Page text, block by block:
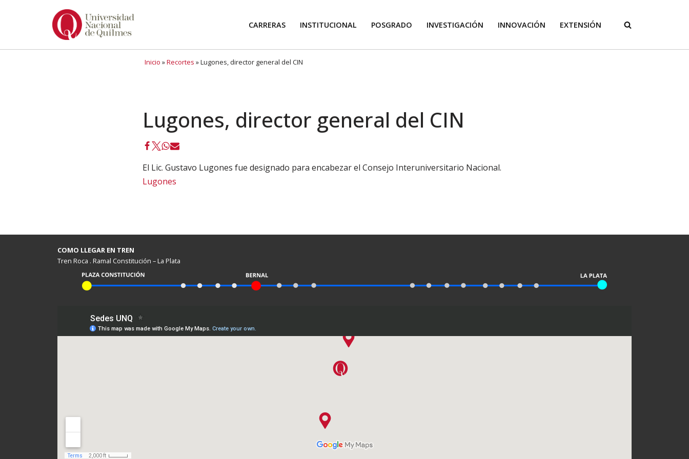
CARRERAS INSTITUCIONAL POSGRADO INVESTIGACIÓN INNOVACIÓN EXTENSIÓN
Inicio »Recortes »Lugones, director general del CIN
Lugones, director general del CIN
El Lic. Gustavo Lugones fue designado para encabezar el Consejo Interuniversitario Nacional.
Lugones
COMO LLEGAR EN TREN
Tren Roca . Ramal Constitución – La Plata